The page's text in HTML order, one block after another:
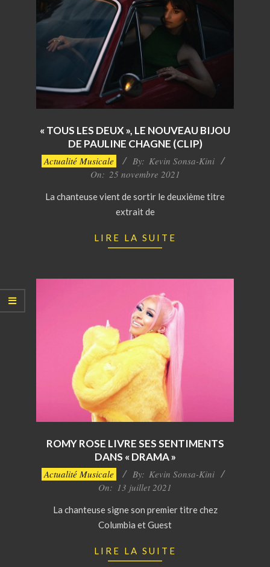
« TOUS LES DEUX », LE NOUVEAU BIJOU
DE PAULINE CHAGNE (CLIP)
2021-
Actualité Musicale By: Kevin Sonsa-Kini
On: 25 novembre 2021
La chanteuse vient de sortir le deuxième titre
extrait de
LIRE LA SUITE
ROMY ROSE LIVRE SES SENTIMENTS
DANS « DRAMA »
2021-
Actualité Musicale By: Kevin Sonsa-Kini
On: 13 juillet 2021
La chanteuse signe son premier titre chez
Columbia et Guest
LIRE LA SUITE